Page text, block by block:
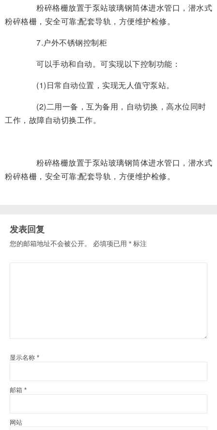
粉碎格栅放置于泵站玻璃钢筒体进水管口，潜水式
粉碎格栅，安全可靠;配套导轨，方便维护检修。
7.户外不锈钢控制柜
可以手动和自动。可实现以下控制功能：
(1)日常自动位置，实现无人值守泵站。
(2)二用一备，互为备用，自动切换，高水位同时
工作，故障自动切换工作。
粉碎格栅放置于泵站玻璃钢筒体进水管口，潜水式
粉碎格栅，安全可靠;配套导轨，方便维护检修。
发表回复
您的邮箱地址不会被公开。 必填项已用 * 标注
显示名称 *
邮箱 *
网站